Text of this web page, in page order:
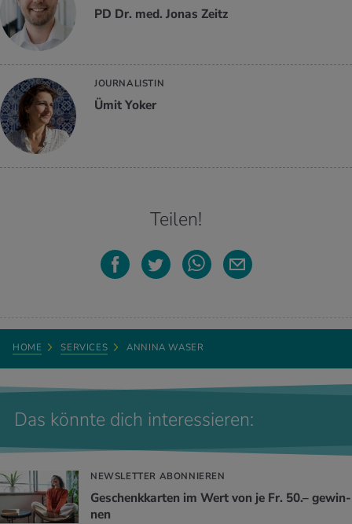
PD Dr. med. Jonas Zeitz
JOURNALISTIN
Ümit Yoker
Teilen!
HOME SERVICES ANNINA WASER
Das könnte dich interessieren:
NEWSLETTER ABONNIEREN
Ge­schenk­kar­ten im Wert von je Fr. 50.– ge­win­
nen